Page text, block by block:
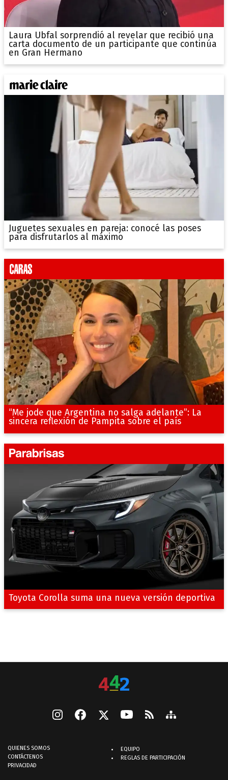
Laura Ubfal sorprendió al revelar que recibió una
carta documento de un participante que continúa
en Gran Hermano
Juguetes sexuales en pareja: conocé las poses
para disfrutarlos al máximo
“Me jode que Argentina no salga adelante”: La
sincera reflexión de Pampita sobre el país
Toyota Corolla suma una nueva versión deportiva
QUIENES SOMOS
CONTÁCTENOS
PRIVACIDAD
EQUIPO
REGLAS DE PARTICIPACIÓN